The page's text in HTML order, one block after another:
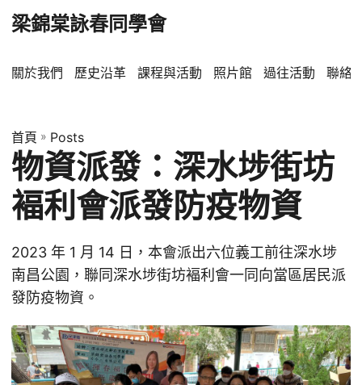
梁錦棠詠春同學會
關於我們 歷史沿革 課程與活動 照片館 過往活動 聯絡
首頁 » Posts
物資派發：深水埗街坊
褔利會派發防疫物資
2023 年 1 月 14 日，本會派出六位義工前往深水埗
南昌公園，聯同深水埗街坊褔利會一同向當區居民派
發防疫物資。